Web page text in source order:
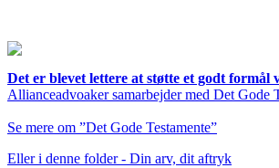
Det er blevet lettere at støtte et godt formål
Allianceadvoaker samarbejder med Det Gode
Se mere om ”Det Gode Testamente”
Eller i denne folder - Din arv, dit aftryk